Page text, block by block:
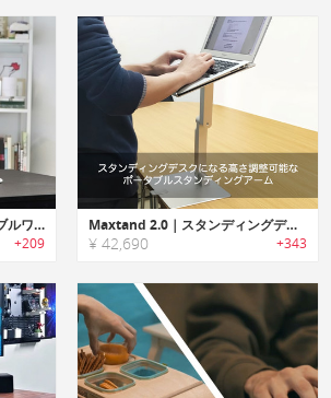
Flio Up｜ノートPC用ポータブルワークステーション「フリオアップ」
+209
Maxtand 2.0｜スタンディングデスクになる高さ調整可能なポータブルスタンディングアーム「マックスタンド2.0」
¥ 42,690 +343